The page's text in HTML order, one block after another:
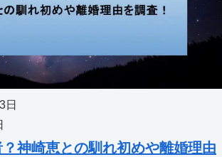
日
神崎恵との馴れ初めや離婚理由